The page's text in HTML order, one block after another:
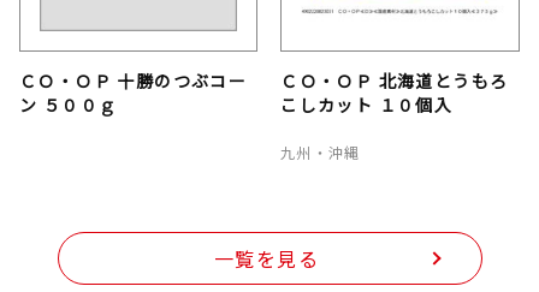
ＣＯ・ＯＰ 十勝のつぶコー
ン ５００ｇ
ＣＯ・ＯＰ 北海道とうもろ
こしカット １０個入
九州・沖縄
一覧を見る